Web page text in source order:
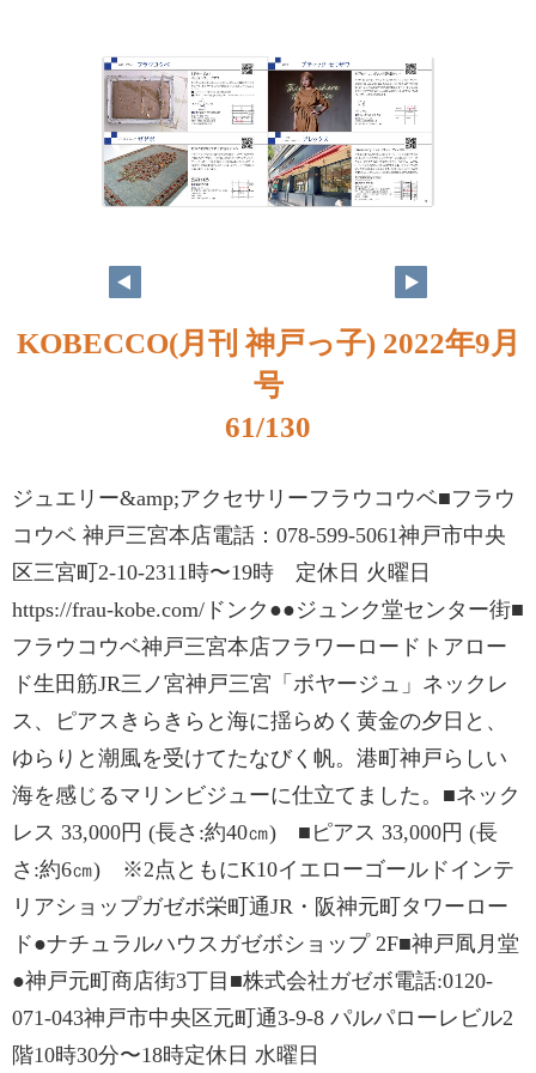
KOBECCO(月刊 神戸っ子) 2022年9月
号
61/130
ジュエリー&amp;アクセサリーフラウコウベ■フラウ
コウベ 神戸三宮本店電話：078-599-5061神戸市中央
区三宮町2-10-2311時〜19時 定休日 火曜日
https://frau-kobe.com/ドンク●●ジュンク堂センター街■
フラウコウベ神戸三宮本店フラワーロードトアロー
ド生田筋JR三ノ宮神戸三宮「ボヤージュ」ネックレ
ス、ピアスきらきらと海に揺らめく黄金の夕日と、
ゆらりと潮風を受けてたなびく帆。港町神戸らしい
海を感じるマリンビジューに仕立てました。■ネック
レス 33,000円 (長さ:約40㎝) ■ピアス 33,000円 (長
さ:約6㎝) ※2点ともにK10イエローゴールドインテ
リアショップガゼボ栄町通JR・阪神元町タワーロー
ド●ナチュラルハウスガゼボショップ 2F■神戸凮月堂
●神戸元町商店街3丁目■株式会社ガゼボ電話:0120-
071-043神戸市中央区元町通3-9-8 パルパローレビル2
階10時30分〜18時定休日 水曜日